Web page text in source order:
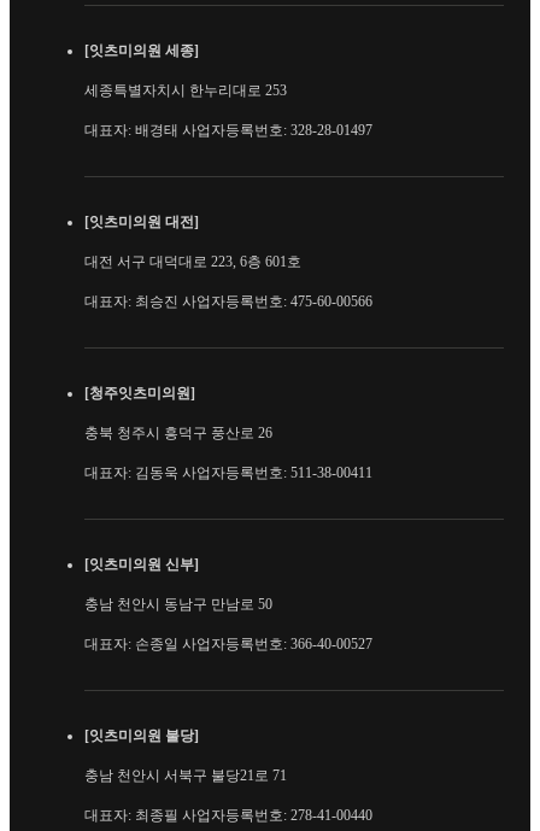
[잇츠미의원 세종]
세종특별자치시 한누리대로 253
대표자: 배경태 사업자등록번호: 328-28-01497
[잇츠미의원 대전]
대전 서구 대덕대로 223, 6층 601호
대표자: 최승진 사업자등록번호: 475-60-00566
[청주잇츠미의원]
충북 청주시 흥덕구 풍산로 26
대표자: 김동욱 사업자등록번호: 511-38-00411
[잇츠미의원 신부]
충남 천안시 동남구 만남로 50
대표자: 손종일 사업자등록번호: 366-40-00527
[잇츠미의원 불당]
충남 천안시 서북구 불당21로 71
대표자: 최종필 사업자등록번호: 278-41-00440